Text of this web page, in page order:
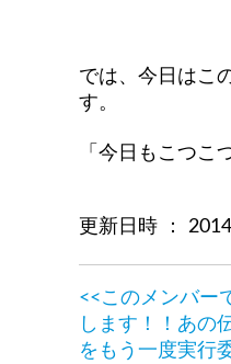
では、今日はこ
す。
「今日もこつこ
更新日時 ：
<<このメンバー
します！！あの
をもう一度実行